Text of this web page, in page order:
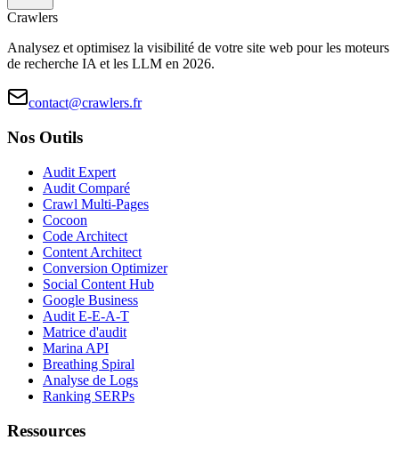
Crawlers
Analysez et optimisez la visibilité de votre site web pour les moteurs
de recherche IA et les LLM en 2026.
contact@crawlers.fr
Nos Outils
Audit Expert
Audit Comparé
Crawl Multi-Pages
Cocoon
Code Architect
Content Architect
Conversion Optimizer
Social Content Hub
Google Business
Audit E-E-A-T
Matrice d'audit
Marina API
Breathing Spiral
Analyse de Logs
Ranking SERPs
Ressources